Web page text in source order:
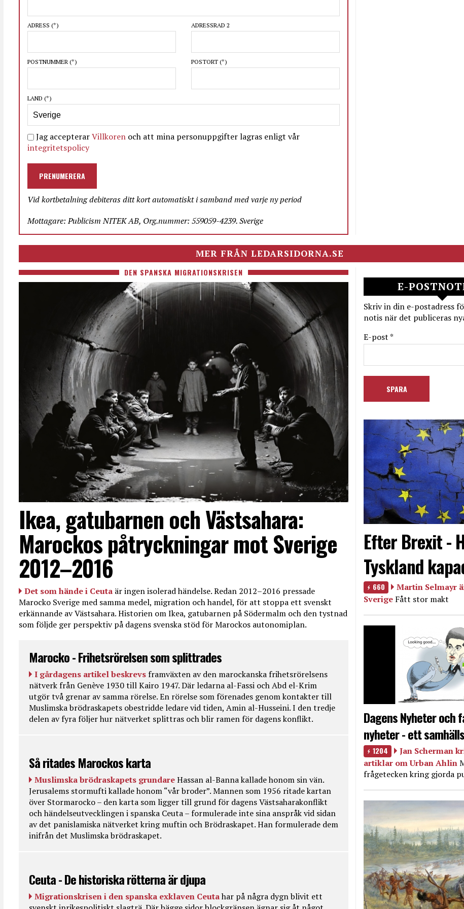
ADRESS (*) ADRESSRAD 2
POSTNUMMER (*) POSTORT (*)
LAND (*)
Jag accepterarVillkoren och att mina personuppgifter lagras enligt vår
integritetspolicy
PRENUMERERA
Vid kortbetalning debiteras ditt kort automatiskt i samband med varje ny period
Mottagare: Publicism NITEK AB, Org.nummer: 559059-4239. Sverige
MER FRÅN LEDARSIDORNA.SE
DEN SPANSKA MIGRATIONSKRISEN
Ikea, gatubarnen och Västsahara:
Marockos påtryckningar mot Sverige
2012–2016
Det som hände i Ceuta är ingen isolerad händelse. Redan 2012–2016 pressade
Marocko Sverige med samma medel, migration och handel, för att stoppa ett svenskt
erkännande av Västsahara. Historien om Ikea, gatubarnen på Södermalm och den tystnad
som följde ger perspektiv på dagens svenska stöd för Marockos autonomiplan.
Marocko - Frihetsrörelsen som splittrades
I gårdagens artikel beskrevs framväxten av den marockanska frihetsrörelsens
nätverk från Genève 1930 till Kairo 1947. Där ledarna al-Fassi och Abd el-Krim
utgör två grenar av samma rörelse. En rörelse som förenades genom kontakter till
Muslimska brödraskapets obestridde ledare vid tiden, Amin al-Husseini. I den tredje
delen av fyra följer hur nätverket splittras och blir ramen för dagens konflikt.
Så ritades Marockos karta
Muslimska brödraskapets grundareHassan al-Banna kallade honom sin vän.
Jerusalems stormufti kallade honom “vår broder”. Mannen som 1956 ritade kartan
över Stormarocko – den karta som ligger till grund för dagens Västsaharakonflikt
och händelseutvecklingen i spanska Ceuta – formulerade inte sina anspråk vid sidan
av det panislamiska nätverket kring muftin och Brödraskapet. Han formulerade dem
inifrån det Muslimska brödraskapet.
Ceuta - De historiska rötterna är djupa
Migrationskrisen i den spanska exklaven Ceutahar på några dygn blivit ett
E-
Skriv in din e-postadress
notis när det publiceras
E-post *
Efter Brexit -
Tyskland
660
Martin Selmayr
Sverige Fått stor makt
Dagens Nyheter och
nyheter - ett
1204
Jan Scherman
artiklar om Urban Ahlin
frågetecken kring gjorda